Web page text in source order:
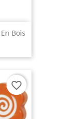
Bois
favorite_border